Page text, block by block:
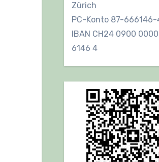
Zürich
PC-Konto 87-666146-
IBAN CH24 0900
6146 4